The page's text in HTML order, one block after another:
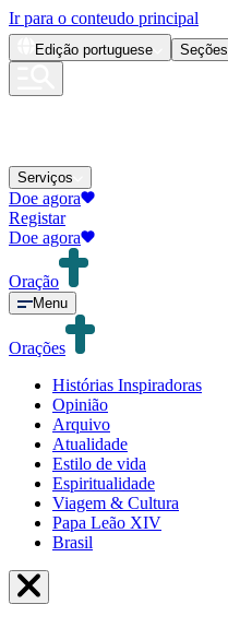
Ir para o conteudo principal
Edição portuguese Seções
Serviços
Doe agora
Registar
Doe agora
Oração
Menu
Orações
Histórias Inspiradoras
Opinião
Arquivo
Atualidade
Estilo de vida
Espiritualidade
Viagem & Cultura
Papa Leão XIV
Brasil